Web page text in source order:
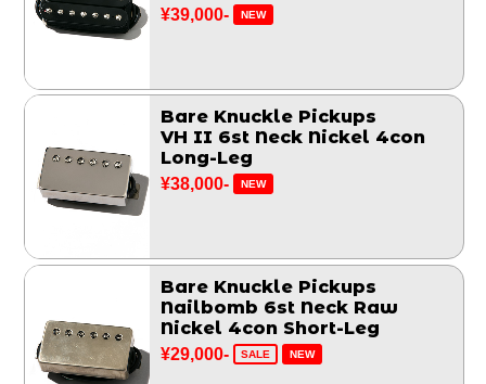
¥39,000- NEW
Bare Knuckle Pickups
VH II 6st Neck Nickel 4con
Long-Leg
¥38,000- NEW
Bare Knuckle Pickups
Nailbomb 6st Neck Raw
Nickel 4con Short-Leg
¥29,000- SALE NEW